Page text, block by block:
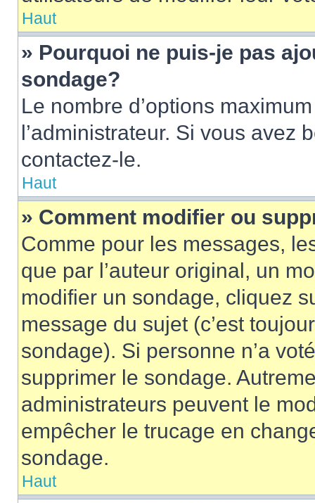
Haut
» Pourquoi ne puis-je pas
sondage?
Le nombre d’options
l’administrateur. Si vous avez
contactez-le.
Haut
» Comment modifier ou
Comme pour les messages,
que par l’auteur original, un
modifier un sondage, cliquez
message du sujet (c’est
sondage). Si personne n’a
supprimer le sondage.
administrateurs peuvent le
empêcher le trucage en
sondage.
Haut